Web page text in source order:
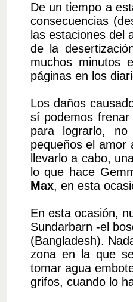
De un tiempo a
consecuencias
las estaciones del
de la
muchos minutos
páginas en los
Los daños
sí podemos
para lograrlo,
pequeños el amor
llevarlo a cabo,
lo que hace
Max, en esta
En esta ocasión,
Sundarbarn -el
(Bangladesh).
zona en la que
tomar agua
grifos, cuando lo